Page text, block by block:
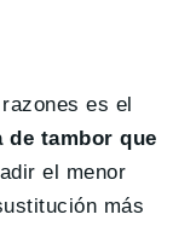
es el
de tambor que
el menor
más